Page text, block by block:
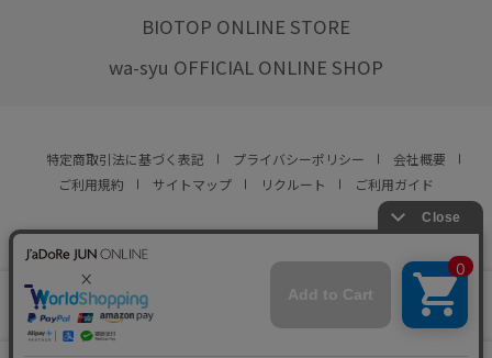
BIOTOP ONLINE STORE
wa-syu OFFICIAL ONLINE SHOP
特定商取引法に基づく表記 プライバシーポリシー
会社概要
ご利用規約
サイトマップ リクルート ご利用ガイド
© JUN CO.,LTD. ALL RIGHTS RESERVED.
店舗在庫
をみる
カートに入れる